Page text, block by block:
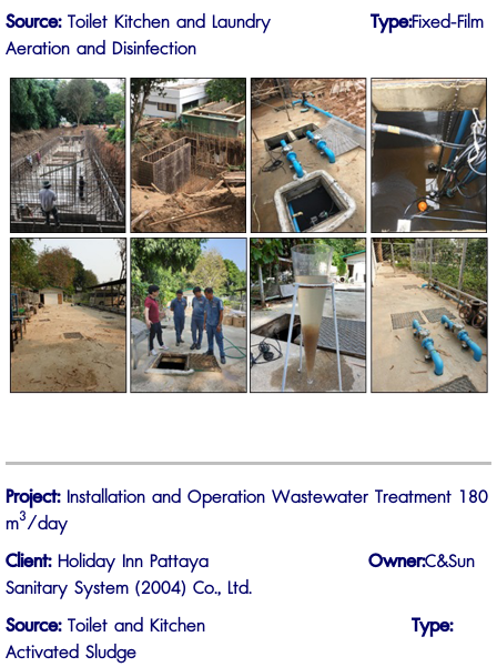
Source: Toilet Kitchen and Laundry Type:Fixed-Film
Aeration and Disinfection
Project: Installation and Operation Wastewater Treatment 180
m3/day
Client: Holiday Inn PattayaOwner:C&Sun
Sanitary System (2004) Co., Ltd.
Source: Toilet and Kitchen Type:
Activated Sludge